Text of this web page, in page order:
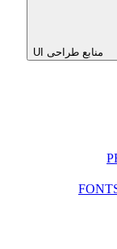
منابع طراحی UI